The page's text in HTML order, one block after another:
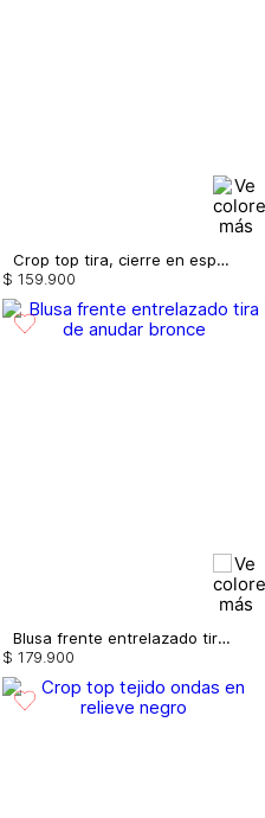
Crop top tira, cierre en espalda
$ 159 900
Blusa frente entrelazado tira de anudar
$ 179 900